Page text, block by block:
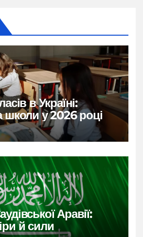
в Україні:
школи у 2026 році
Аравії:
й сили